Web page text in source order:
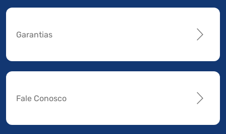
Garantias
Fale Conosco